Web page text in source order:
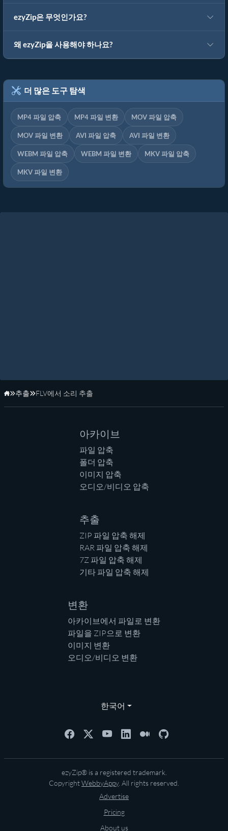
ezyZip은 무엇인가요?
왜 ezyZip을 사용해야 하나요?
더 많은 도구 탐색
MP4 파일 압축 MP4 파일 변환 MOV 파일 압축
MOV 파일 변환 AVI 파일 압축 AVI 파일 변환
WEBM 파일 압축 WEBM 파일 변환 MKV 파일 압축
MKV 파일 변환
홈페이지
추출 FLV에서 소리 추출
아카이브
파일 압축
폴더 압축
이미지 압축
오디오/비디오 압축
추출
ZIP 파일 압축 해제
RAR 파일 압축 해제
7Z 파일 압축 해제
기타 파일 압축 해제
변환
아카이브에서 파일로 변환
파일을 ZIP으로 변환
이미지 변환
오디오/비디오 변환
한국어
ezyZip® is a registered trademark.
CopyrightWebbyAppy. All rights reserved.
Advertise
Pricing
About us